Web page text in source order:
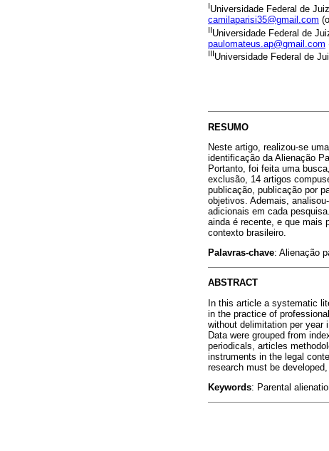
IUniversidade Federal de
camilaparisi35@gmail.com
IIUniversidade Federal de
paulomateus.ap@gmail.com
IIIUniversidade Federal de
RESUMO
Neste artigo, realizou-se
identificação da Alienação
Portanto, foi feita uma
exclusão, 14 artigos
publicação, publicação por
objetivos. Ademais,
adicionais em cada
ainda é recente, e que mais
contexto brasileiro.
Palavras-chave: Alienação
ABSTRACT
In this article a systematic
in the practice of
without delimitation per year
Data were grouped from
periodicals, articles
instruments in the legal
research must be
Keywords: Parental